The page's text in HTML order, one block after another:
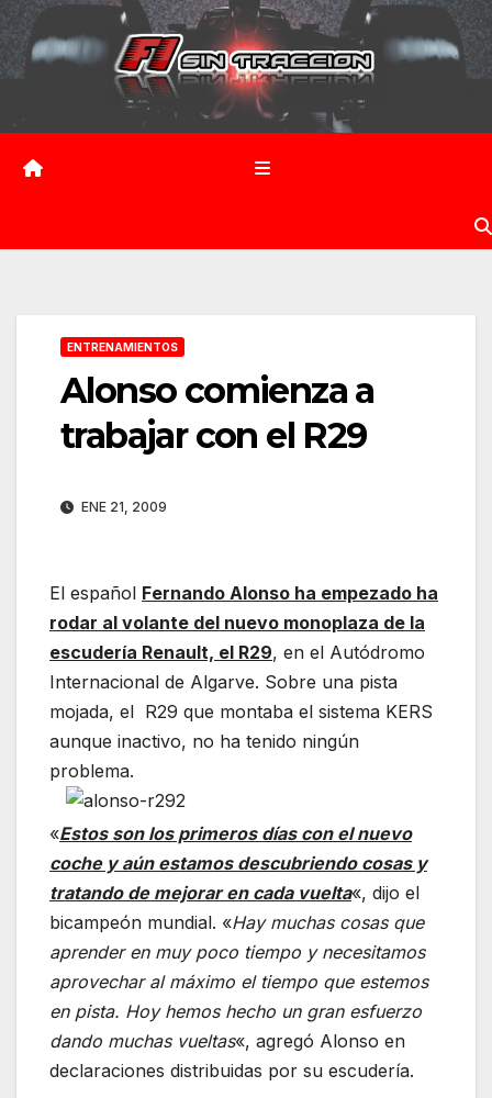
Saltar
contenido
ENTRENAMIENTOS
Alonso comienza a
trabajar con el R29
ENE 21, 2009
El español Fernando Alonso ha empezado ha
rodar al volante del nuevo monoplaza de la
escudería Renault, el R29, en el Autódromo
Internacional de Algarve. Sobre una pista
mojada, el R29 que montaba el sistema KERS
aunque inactivo, no ha tenido ningún
problema.
«Estos son los primeros días con el nuevo
coche y aún estamos descubriendo cosas y
tratando de mejorar en cada vuelta«, dijo el
bicampeón mundial. «Hay muchas cosas que
aprender en muy poco tiempo y necesitamos
aprovechar al máximo el tiempo que estemos
en pista. Hoy hemos hecho un gran esfuerzo
dando muchas vueltas«, agregó Alonso en
declaraciones distribuidas por su escudería.